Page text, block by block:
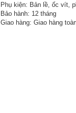
Phụ kiện: Bản lề, ốc vít,
Bảo hành: 12 tháng
Giao hàng: Giao hàng